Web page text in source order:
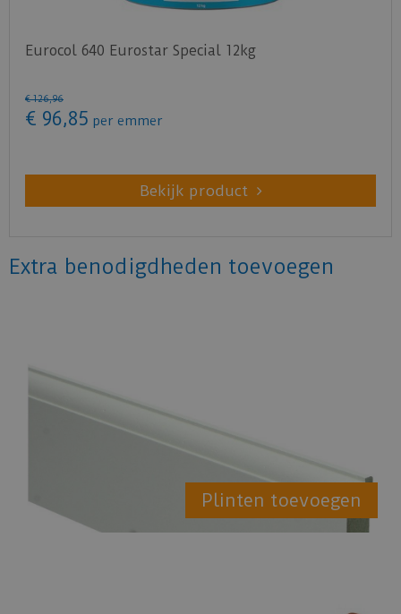
Eurocol 640 Eurostar Special 12kg
€ 126,96
€ 96,85 per emmer
Bekijk product
Extra benodigdheden toevoegen
Plinten toevoegen